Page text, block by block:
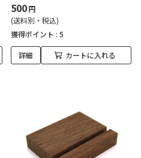
500円
(送料別・税込)
獲得ポイント : 5
詳細 カートに入れる